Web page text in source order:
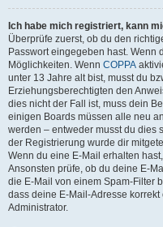
Ich habe mich registriert, kann
Überprüfe zuerst, ob du den
Passwort eingegeben hast. Wenn
Möglichkeiten. Wenn COPPA
unter 13 Jahre alt bist, musst du
Erziehungsberechtigten den
dies nicht der Fall ist, muss dein
einigen Boards müssen alle neu
werden – entweder musst du dies
der Registrierung wurde dir
Wenn du eine E-Mail erhalten
Ansonsten prüfe, ob du deine E-
die E-Mail von einem Spam-Filter
dass deine E-Mail-Adresse
Administrator.